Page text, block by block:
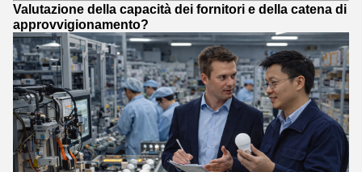
Valutazione della capacità dei fornitori e della catena di
approvvigionamento?